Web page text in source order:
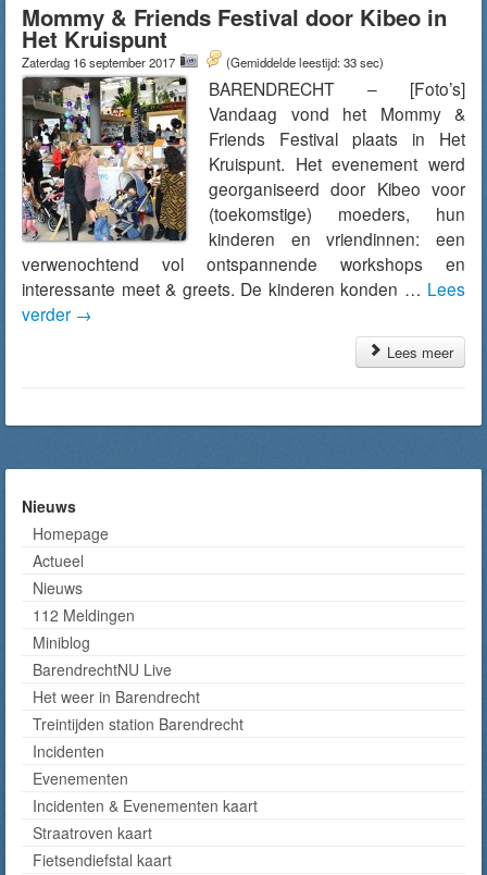
Mommy & Friends Festival door Kibeo in
Het Kruispunt
Zaterdag 16 september 2017 (Gemiddelde leestijd: 33 sec)
BARENDRECHT – [Foto’s]
Vandaag vond het Mommy &
Friends Festival plaats in Het
Kruispunt. Het evenement werd
georganiseerd door Kibeo voor
(toekomstige) moeders, hun
kinderen en vriendinnen: een
verwenochtend vol ontspannende workshops en
interessante meet & greets. De kinderen konden … Lees
verder →
Lees meer
Nieuws
Homepage
Actueel
Nieuws
112 Meldingen
Miniblog
BarendrechtNU Live
Het weer in Barendrecht
Treintijden station Barendrecht
Incidenten
Evenementen
Incidenten & Evenementen kaart
Straatroven kaart
Fietsendiefstal kaart